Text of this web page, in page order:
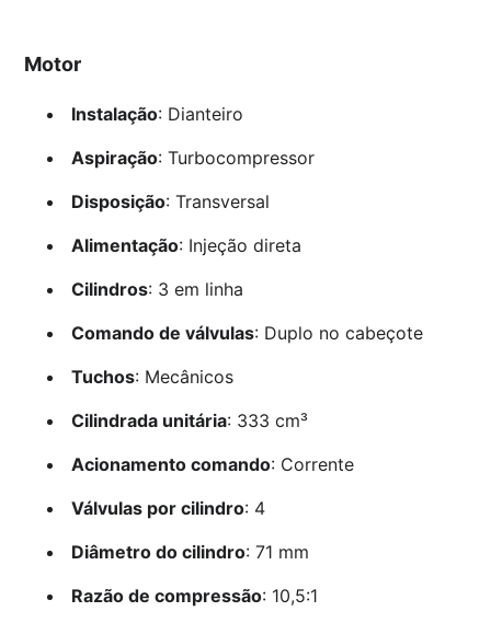
Motor
Instalação: Dianteiro
Aspiração: Turbocompressor
Disposição: Transversal
Alimentação: Injeção direta
Cilindros: 3 em linha
Comando de válvulas: Duplo no cabeçote
Tuchos: Mecânicos
Cilindrada unitária: 333 cm³
Acionamento comando: Corrente
Válvulas por cilindro: 4
Diâmetro do cilindro: 71 mm
Razão de compressão: 10,5:1